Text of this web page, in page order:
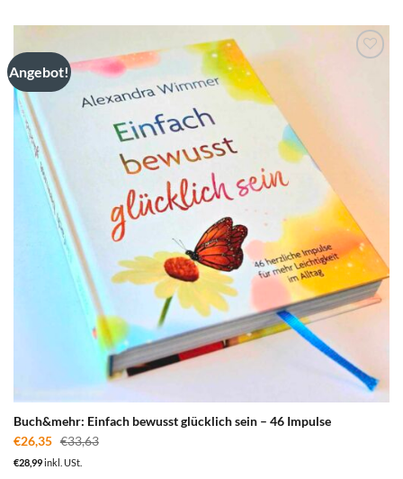
Angebot!
Buch&mehr: Einfach bewusst glücklich sein – 46 Impulse
€26,35 €33,63
€28,99inkl. USt.